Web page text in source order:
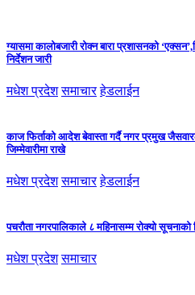
ग्यासमा कालोबजारी रोक्न बारा प्रशासनको
निर्देशन जारी
मधेश प्रदेश समाचार हेडलाईन
काज फिर्ताको आदेश बेवास्ता गर्दै नगर प्रमुख
जिम्मेवारीमा राखे
मधेश प्रदेश समाचार हेडलाईन
पचरौता नगरपालिकाले ८ महिनासम्म रोक्यो
मधेश प्रदेश समाचार